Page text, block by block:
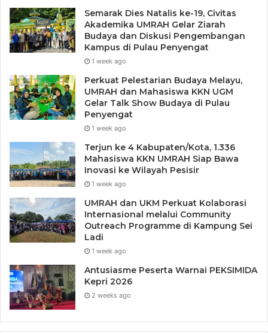
masyarakat, khususnya generasi muda. Fenomena ini
terekspresikan dan tersosialisasikan lewat tayangan
berbagai media massa. Tontonan yang disuguhkan dalam
media televisi dewasa ini sangat banyak mengandung
unsur kekerasan, pengkhianatan, pergaulan bebas dan
unsur tidak bermoral lainnya. Sungguh ironis, tayangan
yang memperlihatkan perilaku kurang terpuji justru
menjadi tontonan yang paling disenangi. Hasilnya sudah
dapat ditebak, perilaku menyimpang di kalangan remaja
semakin meningkat. Memang hal ini menjadi tanggung
jawab kita bersama, namun perlu kita pertanyakan
sejauhmanakah kinerja dari Komisi Penyiaran Indonesia
tayangan dengan saringan yang berpedoman pada nilai-
nilai Pancasila.
, Masalah Narkoba. Permasalahan narkoba telah
menjadi bahaya laten bagi bangsa Indonesia. Narkoba
merupakan penjajahan jenis baru dimana keberadaannya
akan menghancurkan pondasi bangsa, mulai pelemahan
Semarak Dies Natalis ke-19, Civitas
Akademika UMRAH Gelar Ziarah
Budaya dan Diskusi Pengembangan
Kampus di Pulau Penyengat
1 week ago
Perkuat Pelestarian Budaya Melayu,
UMRAH dan Mahasiswa KKN UGM
Gelar Talk Show Budaya di Pulau
Penyengat
1 week ago
Terjun ke 4 Kabupaten/Kota, 1.336
Mahasiswa KKN UMRAH Siap Bawa
Inovasi ke Wilayah Pesisir
1 week ago
UMRAH dan UKM Perkuat Kolaborasi
Internasional melalui Community
Outreach Programme di Kampung Sei
Ladi
1 week ago
Antusiasme Peserta Warnai PEKSIMIDA
Kepri 2026
2 weeks ago